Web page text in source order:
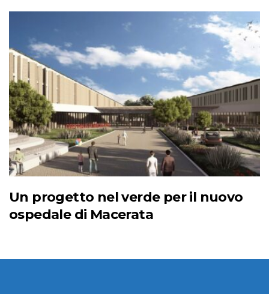
Un progetto nel verde per il nuovo
ospedale di Macerata